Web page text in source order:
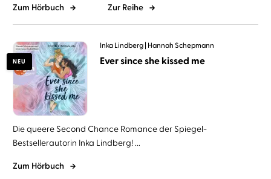
Zum Hörbuch Zur Reihe
NEU
Inka Lindberg Hannah Schepmann
Ever since she kissed me
Die queere Second Chance Romance der Spiegel-
Bestsellerautorin Inka Lindberg! ...
Zum Hörbuch